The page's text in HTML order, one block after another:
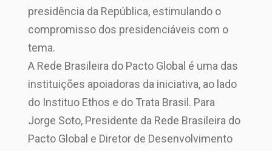
presidência da República, estimulando o
compromisso dos presidenciáveis com o
tema.
A Rede Brasileira do Pacto Global é uma das
instituições apoiadoras da iniciativa, ao lado
do Instituo Ethos e do Trata Brasil. Para
Jorge Soto, Presidente da Rede Brasileira do
Pacto Global e Diretor de Desenvolvimento